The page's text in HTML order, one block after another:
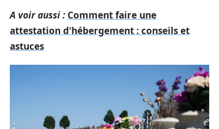
A voir aussi : Comment faire une
attestation d'hébergement : conseils et
astuces